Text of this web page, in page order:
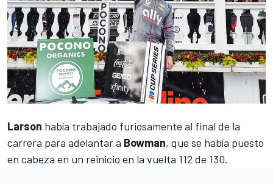
Larson había trabajado furiosamente al final de la
carrera para adelantar a Bowman, que se había puesto
en cabeza en un reinicio en la vuelta 112 de 130.